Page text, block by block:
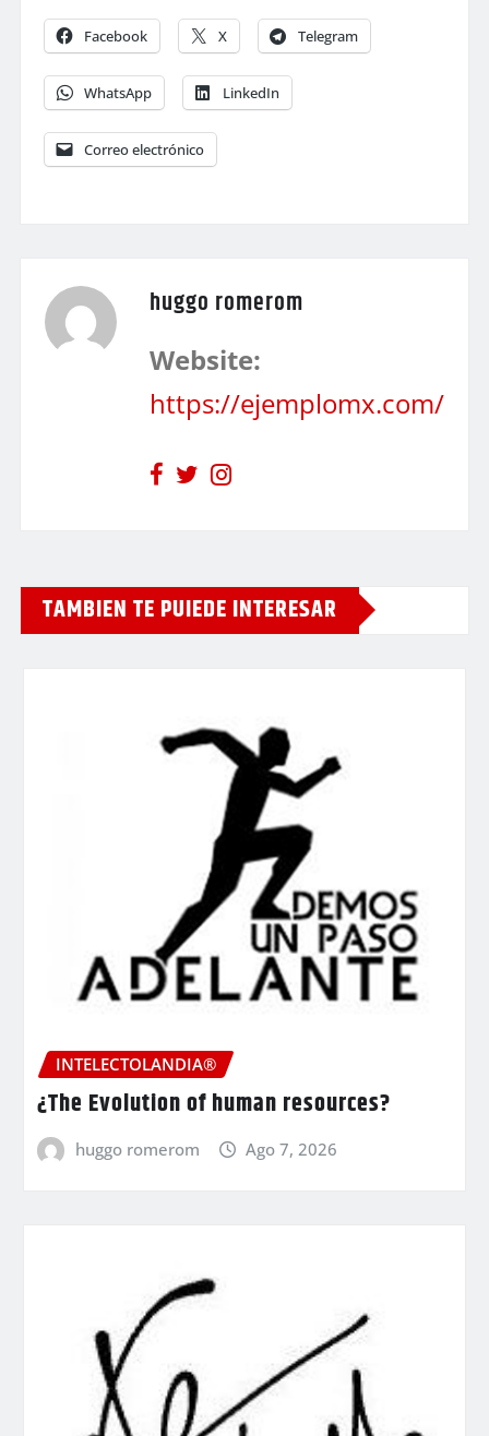
Facebook X Telegram
WhatsApp LinkedIn
Correo electrónico
huggo romerom
Website:
https://ejemplomx.com/
TAMBIEN TE PUIEDE INTERESAR
INTELECTOLANDIA®
¿The Evolution of human resources?
huggo romerom Ago 7, 2026